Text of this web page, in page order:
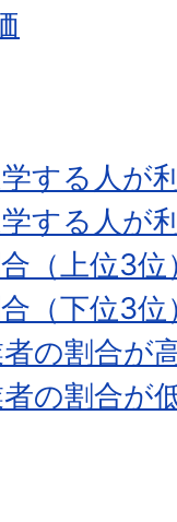
する人が
する人が
（上位3位
（下位3位
の割合が
の割合が